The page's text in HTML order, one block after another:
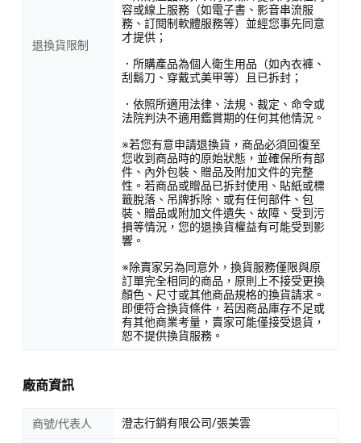
退換貨限制
容或線上服務（如電子書、影音串流服
務、訂閱制軟體服務等）並經您事先同意
才提供；
．所購產品為個人衛生用品（如內衣褲、
刮鬍刀、穿戴式美甲等）且已拆封；
．依照所適用法律、法規、裁定、命令或
法院判決不適用鑑賞期的任何其他情況。
※若您有意申請退換貨，商品必須回復至
您收到商品時的原始狀態，並確保所有部
件、內外包裝、贈品及附加文件的完整
性。若商品或贈品已拆封使用、貼紙或標
籤脫落、吊牌拆除、或有任何部件、包
裝、贈品或附加文件遺失、故障、受到污
損等情況，您的退換貨權益有可能受到影
響。
※除賣家另為同意外，換貨服務僅限與原
訂單完全相同的商品，原則上不接受更換
顏色、尺寸或其他商品規格的換貨請求。
即便符合換貨條件，若因商品庫存不足或
有其他商業考量，賣家可能僅接受退貨，
恕不提供換貨服務。
廠商資訊
商號/代表人 澄志行銷有限公司/張美雲